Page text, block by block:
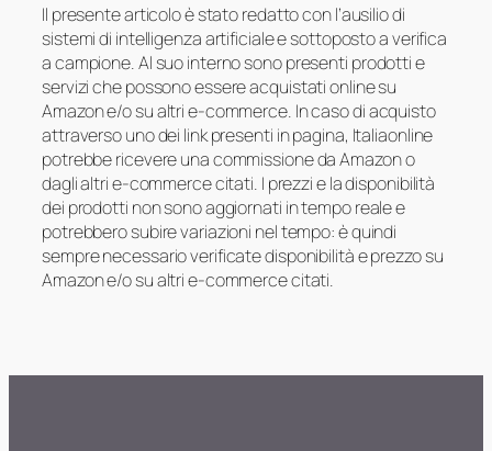
Il presente articolo è stato redatto con l’ausilio di
sistemi di intelligenza artificiale e sottoposto a verifica
a campione. Al suo interno sono presenti prodotti e
servizi che possono essere acquistati online su
Amazon e/o su altri e-commerce. In caso di acquisto
attraverso uno dei link presenti in pagina, Italiaonline
potrebbe ricevere una commissione da Amazon o
dagli altri e-commerce citati. I prezzi e la disponibilità
dei prodotti non sono aggiornati in tempo reale e
potrebbero subire variazioni nel tempo: è quindi
sempre necessario verificate disponibilità e prezzo su
Amazon e/o su altri e-commerce citati.